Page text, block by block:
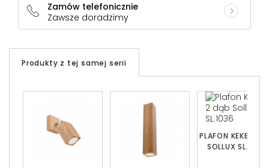
Zamów telefonicznie
Zawsze doradzimy
Produkty z tej samej serii
PLAFON KEKE 2
SOLLUX SL.1036